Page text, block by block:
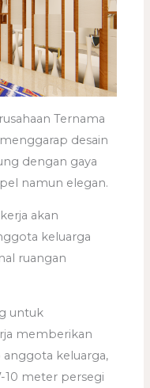
Ternama
desain
dengan gaya
namun elegan.
akan
keluarga
ruangan
untuk
memberikan
keluarga,
10 meter persegi